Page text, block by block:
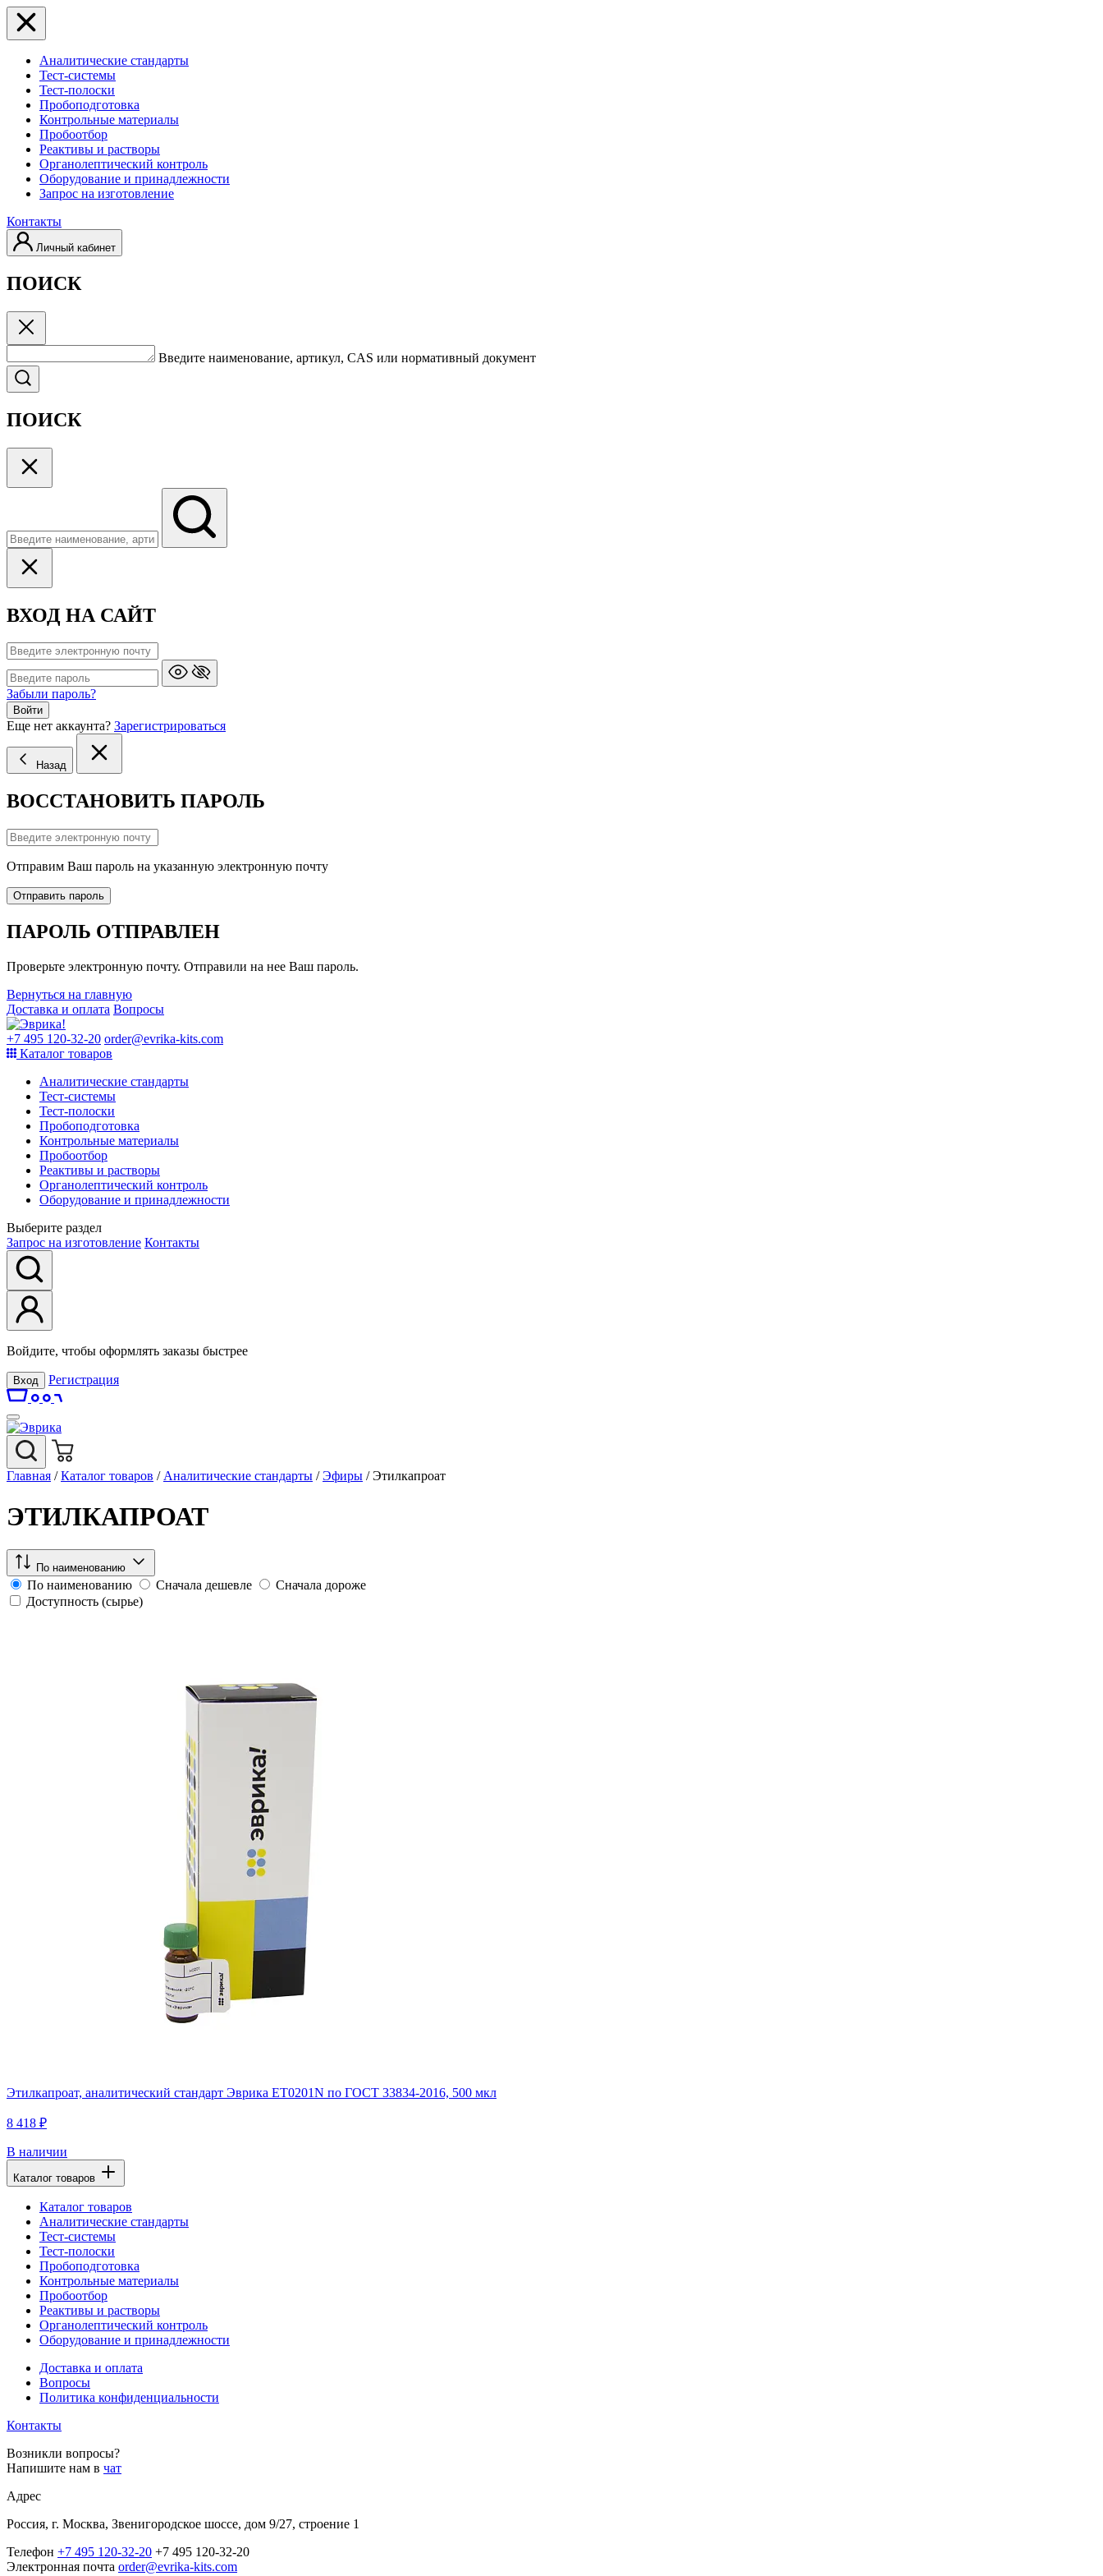
Аналитические стандарты
Тест-системы
Тест-полоски
Пробоподготовка
Контрольные материалы
Пробоотбор
Реактивы и растворы
Органолептический контроль
Оборудование и принадлежности
Запрос на изготовление
Контакты
Личный кабинет
ПОИСК
Введите наименование, артикул, CAS или нормативный документ
ПОИСК
ВХОД НА САЙТ
Забыли пароль?
Войти
Еще нет аккаунта? Зарегистрироваться
Назад
ВОССТАНОВИТЬ ПАРОЛЬ
Отправим Ваш пароль на указанную электронную почту
Отправить пароль
ПАРОЛЬ ОТПРАВЛЕН
Проверьте электронную почту. Отправили на нее Ваш пароль.
Вернуться на главную
Доставка и оплата Вопросы
+7 495 120-32-20 order@evrika-kits.com
Каталог товаров
Аналитические стандарты
Тест-системы
Тест-полоски
Пробоподготовка
Контрольные материалы
Пробоотбор
Реактивы и растворы
Органолептический контроль
Оборудование и принадлежности
Выберите раздел
Запрос на изготовление Контакты
Войдите, чтобы оформлять заказы быстрее
Вход Регистрация
Главная / Каталог товаров / Аналитические стандарты / Эфиры / Этилкапроат
ЭТИЛКАПРОАТ
По наименованию
По наименованию Сначала дешевле
Сначала дороже
Доступность (сырье)
Этилкапроат, аналитический стандарт Эврика ET0201N по ГОСТ 33834-2016, 500 мкл
8 418 ₽
В наличии
Каталог товаров
Каталог товаров
Аналитические стандарты
Тест-системы
Тест-полоски
Пробоподготовка
Контрольные материалы
Пробоотбор
Реактивы и растворы
Органолептический контроль
Оборудование и принадлежности
Доставка и оплата
Вопросы
Политика конфиденциальности
Контакты
Возникли вопросы?
Напишите нам в чат
Адрес
Россия, г. Москва, Звенигородское шоссе, дом 9/27, строение 1
Телефон +7 495 120-32-20 +7 495 120-32-20
Электронная почта order@evrika-kits.com